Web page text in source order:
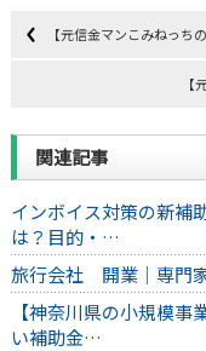
【元信金マンこみねっち
関連記事
インボイス対策の新補
は？目的・…
旅行会社 開業｜専門
【神奈川県の小規模
い補助金…